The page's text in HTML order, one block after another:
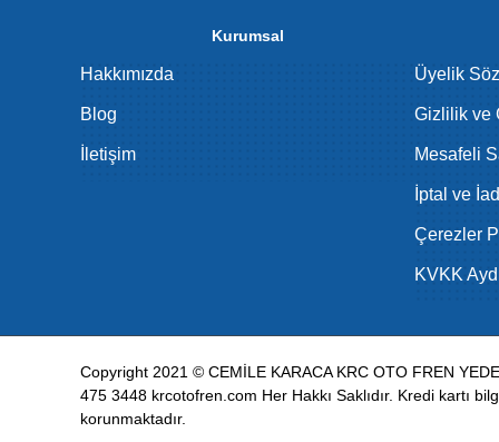
Kurumsal
Hakkımızda
Blog
İletişim
Üyelik
Gizlilik ve
Mesafeli
İptal ve
Çerezler
KVKK
Copyright 2021 © CEMİLE KARACA KRC OTO FREN
475 3448 krcotofren.com Her Hakkı Saklıdır. Kredi kartı
korunmaktadır.